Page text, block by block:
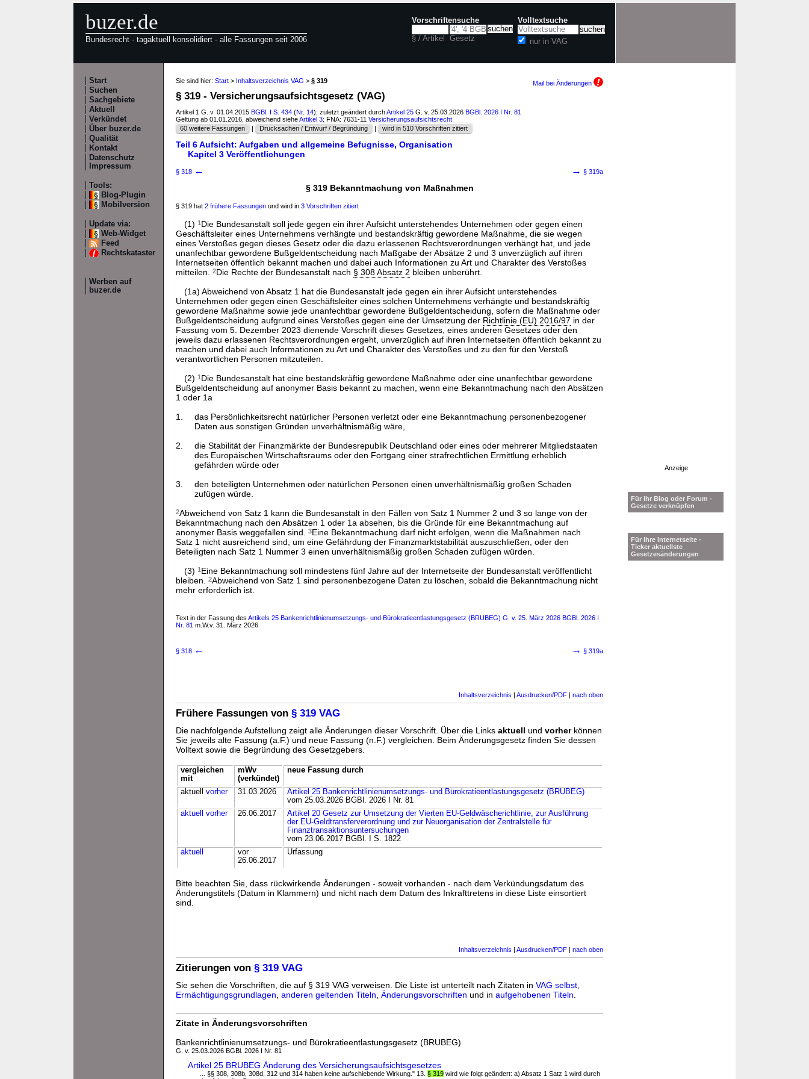
buzer.de
Bundesrecht - tagaktuell konsolidiert - alle Fassungen seit 2006
Vorschriftensuche
§ / Artikel Gesetz
Volltextsuche
nur in VAG
Start
Suchen
Sachgebiete
Aktuell
Verkündet
Über buzer.de
Qualität
Kontakt
Datenschutz
Impressum
Tools:
Blog-Plugin
Mobilversion
Update via:
Web-Widget
Feed
Rechtskataster
Werben auf
buzer.de
Sie sind hier: Start > Inhaltsverzeichnis VAG > § 319 Mail bei Änderungen
§ 319 - Versicherungsaufsichtsgesetz (VAG)
Artikel 1 G. v. 01.04.2015 BGBl. I S. 434 (Nr. 14); zuletzt geändert durchArtikel 25 G. v. 25.03.2026 BGBl. 2026 I Nr. 81
Geltung ab 01.01.2016, abweichend sieheArtikel 3; FNA: 7631-11 Versicherungsaufsichtsrecht
60 weitere Fassungen
| Drucksachen / Entwurf / Begründung | wird in 510 Vorschriften zitiert
Teil 6 Aufsicht: Aufgaben und allgemeine Befugnisse, Organisation
Kapitel 3 Veröffentlichungen
§ 318 ← → § 319a
§ 319 Bekanntmachung von Maßnahmen
§ 319 hat 2 frühere Fassungen und wird in 3 Vorschriften zitiert
(1) 1Die Bundesanstalt soll jede gegen ein ihrer Aufsicht unterstehendes Unternehmen oder gegen einen
Geschäftsleiter eines Unternehmens verhängte und bestandskräftig gewordene Maßnahme, die sie wegen
eines Verstoßes gegen dieses Gesetz oder die dazu erlassenen Rechtsverordnungen verhängt hat, und jede
unanfechtbar gewordene Bußgeldentscheidung nach Maßgabe der Absätze 2 und 3 unverzüglich auf ihren
Internetseiten öffentlich bekannt machen und dabei auch Informationen zu Art und Charakter des Verstoßes
mitteilen.
2Die Rechte der Bundesanstalt nach § 308 Absatz 2 bleiben unberührt.
(1a) Abweichend von Absatz 1 hat die Bundesanstalt jede gegen ein ihrer Aufsicht unterstehendes
Unternehmen oder gegen einen Geschäftsleiter eines solchen Unternehmens verhängte und bestandskräftig
gewordene Maßnahme sowie jede unanfechtbar gewordene Bußgeldentscheidung, sofern die Maßnahme oder
Bußgeldentscheidung aufgrund eines Verstoßes gegen eine der Umsetzung der Richtlinie (EU) 2016/97 in der
Fassung vom 5. Dezember 2023 dienende Vorschrift dieses Gesetzes, eines anderen Gesetzes oder den
jeweils dazu erlassenen Rechtsverordnungen ergeht, unverzüglich auf ihren Internetseiten öffentlich bekannt zu
machen und dabei auch Informationen zu Art und Charakter des Verstoßes und zu den für den Verstoß
verantwortlichen Personen mitzuteilen.
(2) 1Die Bundesanstalt hat eine bestandskräftig gewordene Maßnahme oder eine unanfechtbar gewordene
Bußgeldentscheidung auf anonymer Basis bekannt zu machen, wenn eine Bekanntmachung nach den Absätzen
1 oder 1a
1.
das Persönlichkeitsrecht natürlicher Personen verletzt oder eine Bekanntmachung personenbezogener
Daten aus sonstigen Gründen unverhältnismäßig wäre,
2.
die Stabilität der Finanzmärkte der Bundesrepublik Deutschland oder eines oder mehrerer Mitgliedstaaten
des Europäischen Wirtschaftsraums oder den Fortgang einer strafrechtlichen Ermittlung erheblich
gefährden würde oder
3.
den beteiligten Unternehmen oder natürlichen Personen einen unverhältnismäßig großen Schaden
zufügen würde.
2Abweichend von Satz 1 kann die Bundesanstalt in den Fällen von Satz 1 Nummer 2 und 3 so lange von der
Bekanntmachung nach den Absätzen 1 oder 1a absehen, bis die Gründe für eine Bekanntmachung auf
anonymer Basis weggefallen sind.
3Eine Bekanntmachung darf nicht erfolgen, wenn die Maßnahmen nach
Satz 1 nicht ausreichend sind, um eine Gefährdung der Finanzmarktstabilität auszuschließen, oder den
Beteiligten nach Satz 1 Nummer 3 einen unverhältnismäßig großen Schaden zufügen würden.
(3) 1Eine Bekanntmachung soll mindestens fünf Jahre auf der Internetseite der Bundesanstalt veröffentlicht
bleiben.
2Abweichend von Satz 1 sind personenbezogene Daten zu löschen, sobald die Bekanntmachung nicht
mehr erforderlich ist.
Text in der Fassung des Artikels 25 Bankenrichtlinienumsetzungs- und Bürokratieentlastungsgesetz (BRUBEG) G. v. 25. März 2026 BGBl. 2026 I
Nr. 81 m.W.v. 31. März 2026
§ 318 ← → § 319a
Inhaltsverzeichnis | Ausdrucken/PDF | nach oben
Frühere Fassungen von § 319 VAG
Die nachfolgende Aufstellung zeigt alle Änderungen dieser Vorschrift. Über die Links aktuell und vorherkönnen
Sie jeweils alte Fassung (a.F.) und neue Fassung (n.F.) vergleichen. Beim Änderungsgesetz finden Sie dessen
Volltext sowie die Begründung des Gesetzgebers.
vergleichen
mit
mWv
(verkündet)
neue Fassung durch
aktuell vorher 31.03.2026
Artikel 25 Bankenrichtlinienumsetzungs- und Bürokratieentlastungsgesetz (BRUBEG)
vom 25.03.2026 BGBl. 2026 I Nr. 81
aktuell
vorher 26.06.2017
Artikel 20 Gesetz zur Umsetzung der Vierten EU-Geldwäscherichtlinie, zur Ausführung
der EU-Geldtransferverordnung und zur Neuorganisation der Zentralstelle für
Finanztransaktionsuntersuchungen
vom 23.06.2017 BGBl. I S. 1822
aktuell
vor
26.06.2017
Urfassung
Bitte beachten Sie, dass rückwirkende Änderungen - soweit vorhanden - nach dem Verkündungsdatum des
Änderungstitels (Datum in Klammern) und nicht nach dem Datum des Inkrafttretens in diese Liste einsortiert
sind.
Inhaltsverzeichnis | Ausdrucken/PDF | nach oben
Zitierungen von § 319 VAG
Sie sehen die Vorschriften, die auf § 319 VAG verweisen. Die Liste ist unterteilt nach Zitaten in VAG selbst
Ermächtigungsgrundlagen anderen geltenden Titeln Änderungsvorschriften und in aufgehobenen Titeln
Zitate in Änderungsvorschriften
Bankenrichtlinienumsetzungs- und Bürokratieentlastungsgesetz (BRUBEG)
G. v. 25.03.2026 BGBl. 2026 I Nr. 81
Artikel 25 BRUBEG Änderung des Versicherungsaufsichtsgesetzes
... §§ 308, 308b, 308d, 312 und 314 haben keine aufschiebende Wirkung." 13. § 319 wird wie folgt geändert: a) Absatz 1 Satz 1 wird durch
Anzeige
Für Ihr Blog oder Forum -
Gesetze verknüpfen
Für Ihre Internetseite -
Ticker aktuellste
Gesetzesänderungen